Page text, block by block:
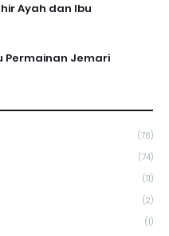
Ayah dan Ibu
Permainan Jemari
(76)
(74)
(11)
(2)
(1)